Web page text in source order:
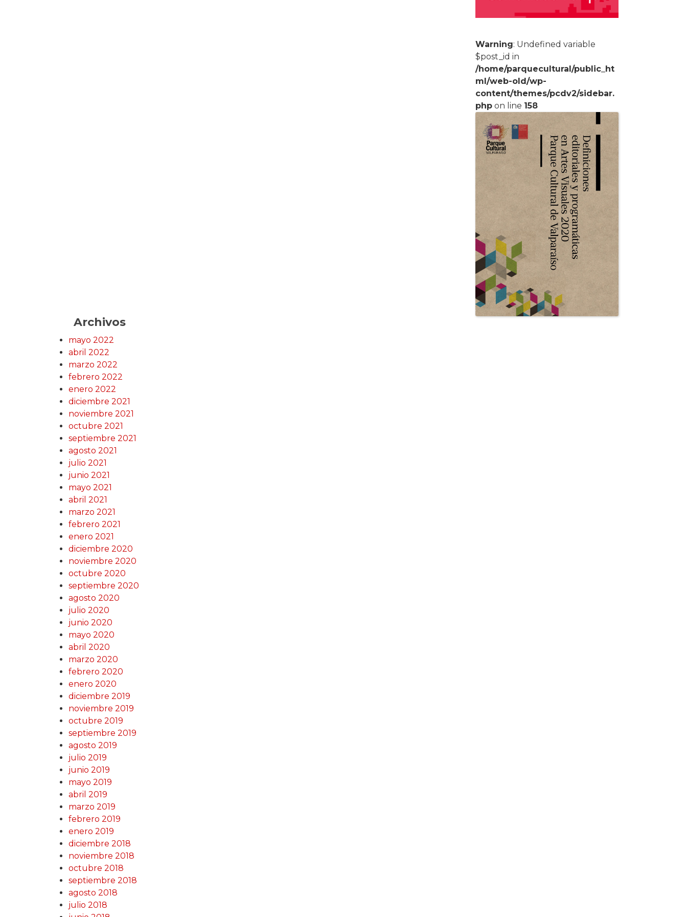
Warning: Undefined variable
$post_id in
/home/parquecultural/public_ht
ml/web-old/wp-
content/themes/pcdv2/sidebar.
php on line 158
Archivos
mayo 2022
abril 2022
marzo 2022
febrero 2022
enero 2022
diciembre 2021
noviembre 2021
octubre 2021
septiembre 2021
agosto 2021
julio 2021
junio 2021
mayo 2021
abril 2021
marzo 2021
febrero 2021
enero 2021
diciembre 2020
noviembre 2020
octubre 2020
septiembre 2020
agosto 2020
julio 2020
junio 2020
mayo 2020
abril 2020
marzo 2020
febrero 2020
enero 2020
diciembre 2019
noviembre 2019
octubre 2019
septiembre 2019
agosto 2019
julio 2019
junio 2019
mayo 2019
abril 2019
marzo 2019
febrero 2019
enero 2019
diciembre 2018
noviembre 2018
octubre 2018
septiembre 2018
agosto 2018
julio 2018